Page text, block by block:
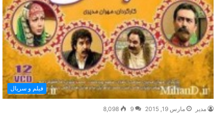
فیلم و سریال
مدیر مارس 19, 2015 9
8,098